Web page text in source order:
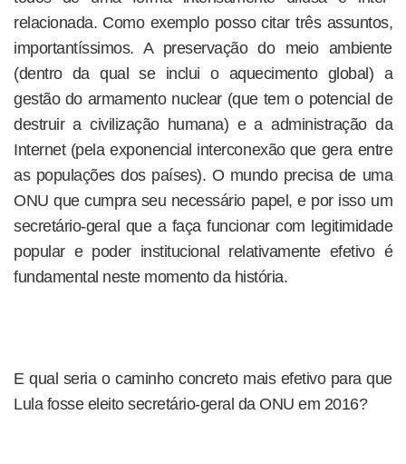
relacionada. Como exemplo posso citar três assuntos,
importantíssimos. A preservação do meio ambiente
(dentro da qual se inclui o aquecimento global) a
gestão do armamento nuclear (que tem o potencial de
destruir a civilização humana) e a administração da
Internet (pela exponencial interconexão que gera entre
as populações dos países). O mundo precisa de uma
ONU que cumpra seu necessário papel, e por isso um
secretário-geral que a faça funcionar com legitimidade
popular e poder institucional relativamente efetivo é
fundamental neste momento da história.
E qual seria o caminho concreto mais efetivo para que
Lula fosse eleito secretário-geral da ONU em 2016?